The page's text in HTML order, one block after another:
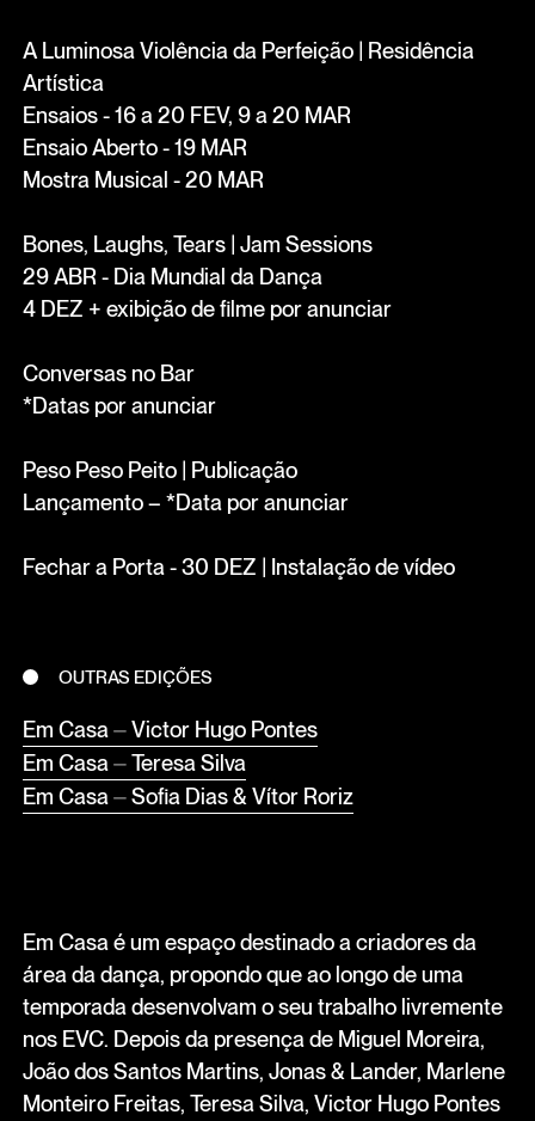
A Luminosa Violência da Perfeição | Residência
Artística
Ensaios - 16 a 20 FEV, 9 a 20 MAR
Ensaio Aberto - 19 MAR
Mostra Musical - 20 MAR
Bones, Laughs, Tears | Jam Sessions
29 ABR - Dia Mundial da Dança
4 DEZ + exibição de filme por anunciar
Conversas no Bar
*Datas por anunciar
Peso Peso Peito | Publicação
Lançamento – *Data por anunciar
Fechar a Porta - 30 DEZ | Instalação de vídeo
OUTRAS EDIÇÕES
Em Casa ⏤ Victor Hugo Pontes
Em Casa ⏤ Teresa Silva
Em Casa ⏤ Sofia Dias & Vítor Roriz
Em Casa é um espaço destinado a criadores da
área da dança, propondo que ao longo de uma
temporada desenvolvam o seu trabalho livremente
nos EVC. Depois da presença de Miguel Moreira,
João dos Santos Martins, Jonas & Lander, Marlene
Monteiro Freitas, Teresa Silva, Victor Hugo Pontes